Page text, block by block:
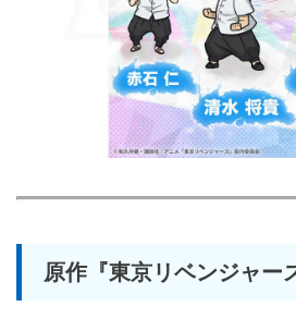
原作『東京リベンジャー